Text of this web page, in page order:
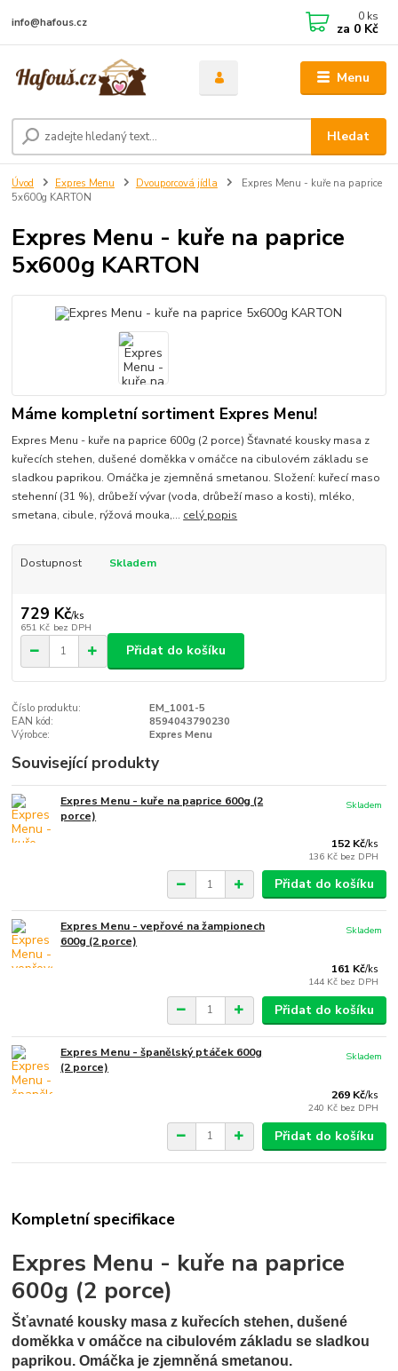
Menu
Hledat
info@hafous.cz 0 ks
za 0 Kč
Úvod Expres Menu Dvouporcová jídla
Expres Menu - kuře na paprice
5x600g KARTON
Expres Menu - kuře na paprice
5x600g KARTON
Máme kompletní sortiment Expres Menu!
Expres Menu - kuře na paprice 600g (2 porce) Šťavnaté kousky masa z
kuřecích stehen, dušené doměkka v omáčce na cibulovém základu se
sladkou paprikou. Omáčka je zjemněná smetanou. Složení: kuřecí maso
stehenní (31 %), drůbeží vývar (voda, drůbeží maso a kosti), mléko,
smetana, cibule, rýžová mouka,... celý popis
Dostupnost Skladem
729 Kč/ks
651 Kč bez DPH
Přidat do košíku
Číslo produktu:
EM_1001-5
EAN kód:
8594043790230
Výrobce:
Expres Menu
Související produkty
Expres Menu - kuře na paprice 600g (2
porce)
152 Kč/ks
136 Kč bez DPH
Skladem
Přidat do košíku
Expres Menu - vepřové na žampionech
600g (2 porce)
161 Kč/ks
144 Kč bez DPH
Skladem
Přidat do košíku
Expres Menu - španělský ptáček 600g
(2 porce)
269 Kč/ks
240 Kč bez DPH
Skladem
Přidat do košíku
Kompletní specifikace
Expres Menu - kuře na paprice
600g (2 porce)
Šťavnaté kousky masa z kuřecích stehen, dušené
doměkka v omáčce na cibulovém základu se sladkou
paprikou. Omáčka je zjemněná smetanou.